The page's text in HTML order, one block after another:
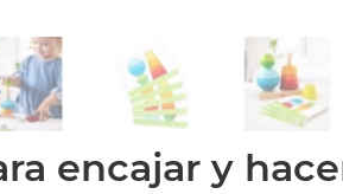
encajar y